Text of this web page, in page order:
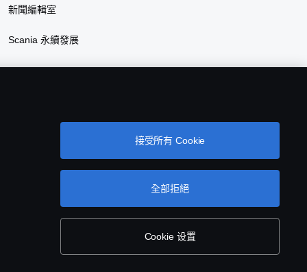
新聞編輯室
Scania 永續發展
Cookie 设置
全部拒絕
接受所有 Cookie